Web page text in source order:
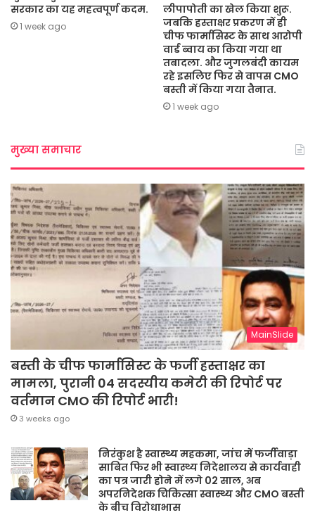
सरकार का यह महत्वपूर्ण कदम.
1 week ago
लीपापोती का खेल किया शुरू.
जबकि हस्ताक्षर प्रकरण में ही
चीफ फार्मासिस्ट के साथ आरोपी
वार्ड ब्वाय का किया गया था
तबादला. और जुगलबंदी कायम
रहे इसलिए फिर से वापस CMO
बस्ती में किया गया तैनात.
1 week ago
मुख्या समाचार
MainSlide
बस्ती के चीफ फार्मासिस्ट के फर्जी हस्ताक्षर का
मामला, पुरानी 04 सदस्यीय कमेटी की रिपोर्ट पर
वर्तमान CMO की रिपोर्ट भारी!
3 weeks ago
निरंकुश है स्वास्थ्य महकमा, जांच में फर्जीवाड़ा
साबित फिर भी स्वास्थ्य निदेशालय से कार्यवाही
का पत्र जारी होने में लगे 02 साल, अब
अपरनिदेशक चिकित्सा स्वास्थ्य और CMO बस्ती
के बीच विरोधाभास